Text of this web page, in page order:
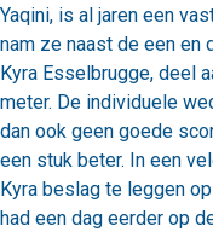
Yaqini, is al jaren een
nam ze naast de een en
Kyra Esselbrugge, deel
meter. De individuele
dan ook geen goede
een stuk beter. In een
Kyra beslag te leggen
had een dag eerder op